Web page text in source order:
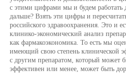
с этими цифрами мы и будем работать
дальше? Взять эти цифры и
российского здравоохранения. Это и
клинико-экономический анализ
как фармакоэкономика. То есть мы
имеющий свою степень клинической
с другим препаратом, который может
эффективен или менее, может быть